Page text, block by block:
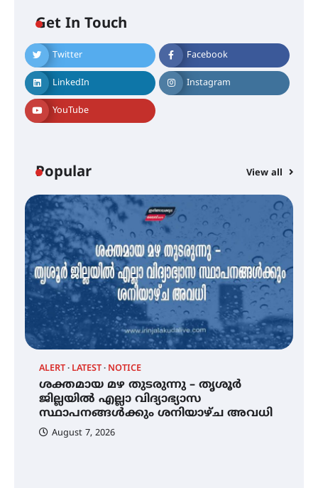
Get In Touch
Twitter Facebook
LinkedIn Instagram
YouTube
Popular View all
ALERT LATEST NOTICE
ശക്തമായ മഴ തുടരുന്നു – തൃശൂർ
ജില്ലയിൽ എല്ലാ വിദ്യാഭ്യാസ
സ്ഥാപനങ്ങൾക്കും ശനിയാഴ്ച അവധി
August 7, 2026
എം.ജി. യൂണിവേഴ്‌സിറ്റിയിൽ നിന്ന്
ഇംഗ്ളീഷ് സാഹിത്യത്തിൽ
ഡോക്ടറേറ്റ് നേടിയ എൻ. ആര്യ
വെള്ളിയാഴ്ച സ്‌ക്രീൻ ചെയ്യുന്നു
സെന്റ് ജോസഫ്സ് കോളജ്
കോമേഴ്‌സ് അസോസിയേഷന്
തുടക്കമായി
കോമേഴ്സ് എക്സ്പോയുമായി
എസ് എൻ ഹയർ സെക്കൻഡറി
വിദ്യാർത്ഥികൾ
സർഗ്ഗസാഹിതി- കവിതാസംഗമം
2026 കവിതാ ചർച്ച കാട്ടൂർ, ടി. കെ.
ബാലൻ ഹാളിൽ 16ന്